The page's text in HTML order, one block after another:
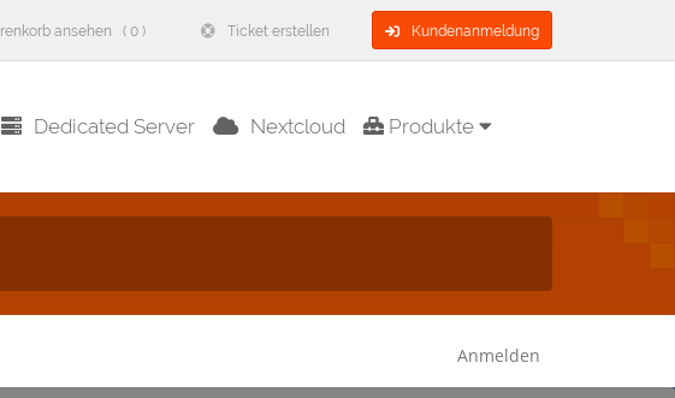
ansehen ( 0 ) Ticket erstellen Kundenanmeldung
Dedicated Server Nextcloud Produkte
Anmelden